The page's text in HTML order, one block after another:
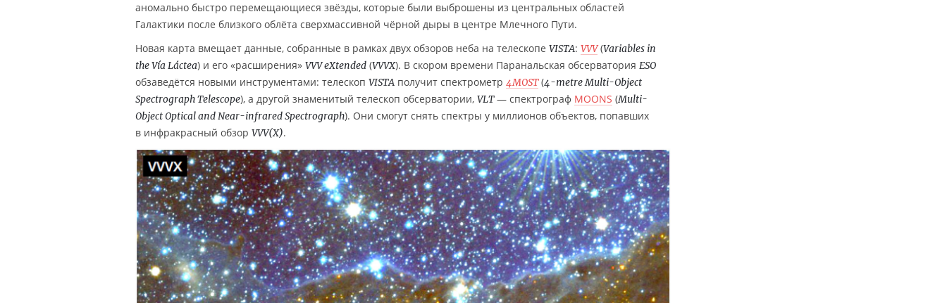
аномально быстро перемещающиеся звёзды, которые были выброшены из центральных областей
Галактики после близкого облёта сверхмассивной чёрной дыры в центре Млечного Пути.
Новая карта вмещает данные, собранные в рамках двух обзоров неба на телескопе VISTA: VVV(Variables in
the Vía Láctea) и его «расширения» VVV eXtended (VVVX). В скором времени Паранальская обсерватория ESO
обзаведётся новыми инструментами: телескоп VISTA получит спектрометр 4MOST(4-metre Multi-Object
Spectrograph Telescope), а другой знаменитый телескоп обсерватории, VLT— спектрограф MOONS (Multi-
Object Optical and Near-infrared Spectrograph). Они смогут снять спектры у миллионов объектов, попавших
в инфракрасный обзор VVV(X).